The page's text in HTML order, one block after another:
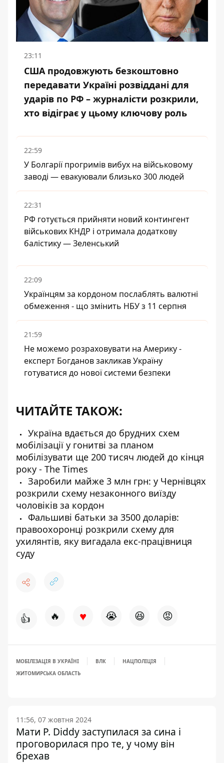
23:11
США продовжують безкоштовно
передавати Україні розвіддані для
ударів по РФ – журналісти розкрили,
хто відіграє у цьому ключову роль
22:59
У Болгарії прогримів вибух на військовому
заводі — евакуювали близько 300 людей
22:31
РФ готується прийняти новий контингент
військових КНДР і отримала додаткову
балістику — Зеленський
22:09
Українцям за кордоном послаблять валютні
обмеження - що змінить НБУ з 11 серпня
21:59
Не можемо розраховувати на Америку -
експерт Богданов закликав Україну
готуватися до нової системи безпеки
ЧИТАЙТЕ ТАКОЖ:
Україна вдається до брудних схем
мобілізації у гонитві за планом
мобілізувати ще 200 тисяч людей до кінця
року - The Times
Заробили майже 3 млн грн: у Чернівцях
розкрили схему незаконного виїзду
чоловіків за кордон
Фальшиві батьки за 3500 доларів:
правоохоронці розкрили схему для
ухилянтів, яку вигадала екс-працівниця
суду
👍 🔥 ♥ 😭 😆 😡
МОБІЛІЗАЦІЯ В УКРАЇНІ ВЛК
НАЦПОЛІЦІЯ
ЖИТОМИРСЬКА ОБЛАСТЬ
11:56, 07 жовтня 2024
Мати P. Diddy заступилася за сина і
проговорилася про те, у чому він
брехав